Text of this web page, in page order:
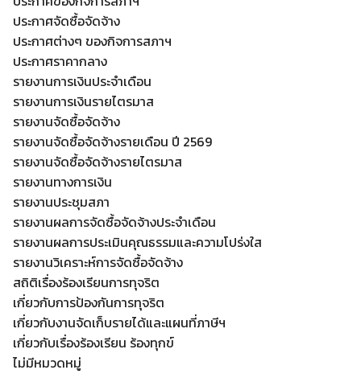
Search
for:
Search
ประกาศจัดซื้อจัดจ้าง
ประกาศต่างๆ ของกิจการสภาฯ
ประกาศราคากลาง
รายงานการเงินประจำเดือน
รายงานการเงินรายไตรมาส
รายงานจัดซื้อจัดจ้าง
รายงานจัดซื้อจัดจ้างรายเดือน ปี 2569
รายงานจัดซื้อจัดจ้างรายไตรมาส
รายงานทางการเงิน
รายงานประชุมสภา
รายงานผลการจัดซื้อจัดจ้างประจำเดือน
รายงานผลการประเมินคุณธรรมและความโปร่งใส
รายงานวิเคราะห์การจัดซื้อจัดจ้าง
สถิติเรื่องร้องเรียนการทุจริต
เกี่ยวกับการป้องกันการทุจริต
เกี่ยวกับงานจัดเก็บรายได้และแผนที่ภาษีฯ
เกี่ยวกับเรื่องร้องเรียน ร้องทุกข์
ไม่มีหมวดหมู่